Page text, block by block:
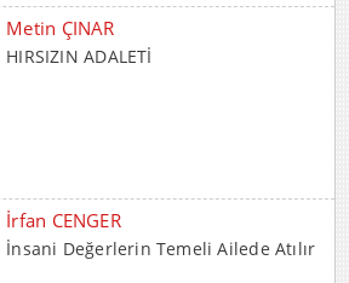
Metin ÇINAR
HIRSIZIN ADALETİ
İrfan CENGER
İnsani Değerlerin Temeli Ailede Atılır